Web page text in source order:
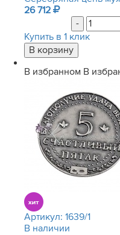
26 712
-
Купить в 1 клик
В избранном В
Артикул: 1639/1
В наличии